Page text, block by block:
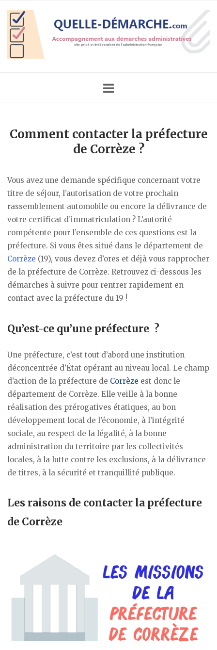
content
Home
Comment contacter la préfecture
de Corrèze ?
Vous avez une demande spécifique concernant votre
titre de séjour, l’autorisation de votre prochain
rassemblement automobile ou encore la délivrance de
votre certificat d’immatriculation ? L’autorité
compétente pour l’ensemble de ces questions est la
préfecture. Si vous êtes situé dans le département de
Corrèze (19), vous devez d’ores et déjà vous rapprocher
de la préfecture de Corrèze. Retrouvez ci-dessous les
démarches à suivre pour rentrer rapidement en
contact avec la préfecture du 19 !
Qu’est-ce qu’une préfecture ?
Une préfecture, c’est tout d’abord une institution
déconcentrée d’État opérant au niveau local. Le champ
d’action de la préfecture de Corrèze est donc le
département de Corrèze. Elle veille à la bonne
réalisation des prérogatives étatiques, au bon
développement local de l’économie, à l’intégrité
sociale, au respect de la légalité, à la bonne
administration du territoire par les collectivités
locales, à la lutte contre les exclusions, à la délivrance
de titres, à la sécurité et tranquillité publique.
Les raisons de contacter la préfecture
de Corrèze